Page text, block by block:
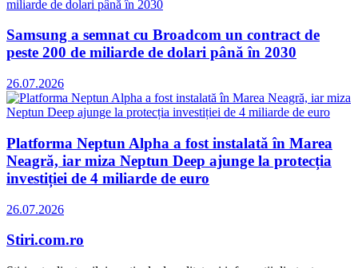
Samsung a semnat cu Broadcom un contract de
peste 200 de miliarde de dolari până în 2030
26.07.2026
Platforma Neptun Alpha a fost instalată în Marea
Neagră, iar miza Neptun Deep ajunge la protecția
investiției de 4 miliarde de euro
26.07.2026
Stiri.com.ro